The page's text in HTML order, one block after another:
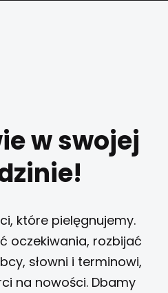
w swojej
które pielęgnujemy.
oczekiwania, rozbijać
słowni i terminowi,
na nowości. Dbamy